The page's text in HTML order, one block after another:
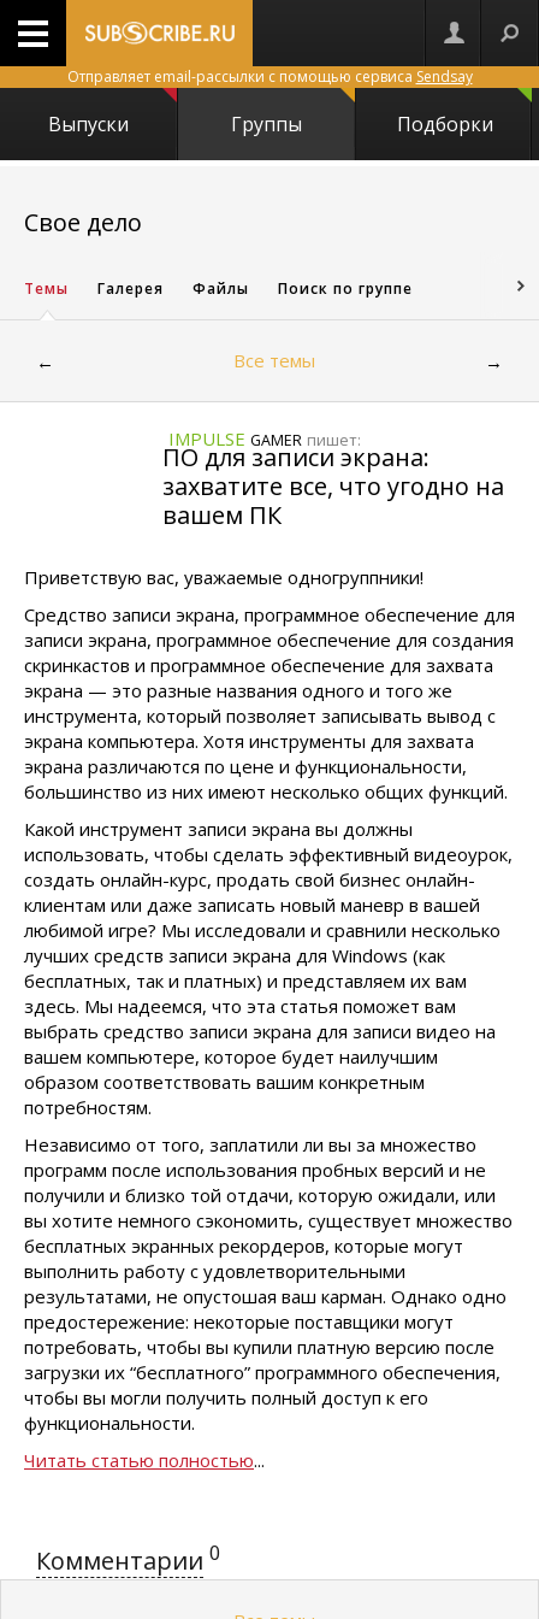
Отправляет email-рассылки с помощью сервиса Sendsay
Выпуски Группы Подборки
Свое дело
Темы Галерея Файлы Поиск по группе
← Все темы →
IMPULSE GAMER пишет:
ПО для записи экрана:
захватите все, что угодно на
вашем ПК
Приветствую вас, уважаемые одногруппники!
Средство записи экрана, программное обеспечение для
записи экрана, программное обеспечение для создания
скринкастов и программное обеспечение для захвата
экрана — это разные названия одного и того же
инструмента, который позволяет записывать вывод с
экрана компьютера. Хотя инструменты для захвата
экрана различаются по цене и функциональности,
большинство из них имеют несколько общих функций.
Какой инструмент записи экрана вы должны
использовать, чтобы сделать эффективный видеоурок,
создать онлайн-курс, продать свой бизнес онлайн-
клиентам или даже записать новый маневр в вашей
любимой игре? Мы исследовали и сравнили несколько
лучших средств записи экрана для Windows (как
бесплатных, так и платных) и представляем их вам
здесь. Мы надеемся, что эта статья поможет вам
выбрать средство записи экрана для записи видео на
вашем компьютере, которое будет наилучшим
образом соответствовать вашим конкретным
потребностям.
Независимо от того, заплатили ли вы за множество
программ после использования пробных версий и не
получили и близко той отдачи, которую ожидали, или
вы хотите немного сэкономить, существует множество
бесплатных экранных рекордеров, которые могут
выполнить работу с удовлетворительными
результатами, не опустошая ваш карман. Однако одно
предостережение: некоторые поставщики могут
потребовать, чтобы вы купили платную версию после
загрузки их “бесплатного” программного обеспечения,
чтобы вы могли получить полный доступ к его
функциональности.
Читать статью полностью...
Комментарии 0